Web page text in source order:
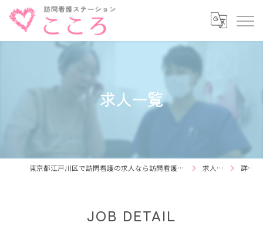
求人一覧
東京都江戸川区で訪問看護の求人なら訪問看護ステーション こころ 求人一覧 詳細
JOB DETAIL